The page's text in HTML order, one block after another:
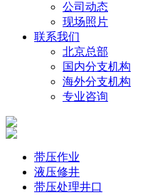
公司动态
现场照片
联系我们
北京总部
国内分支机构
海外分支机构
专业咨询
带压作业
液压修井
带压处理井口